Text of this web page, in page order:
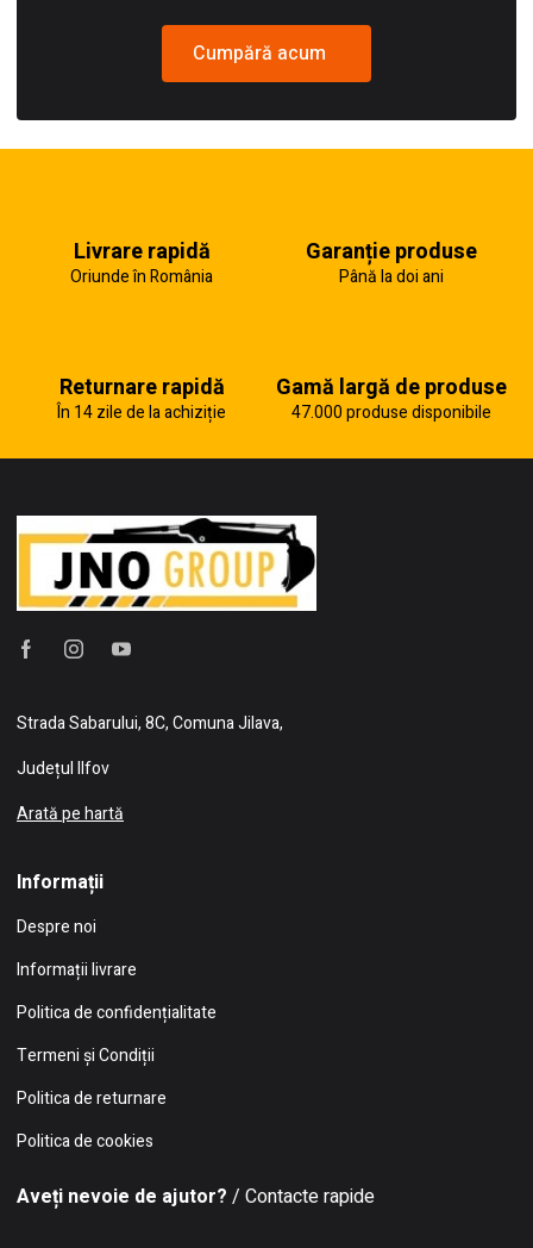
Cumpără acum
Livrare rapidă
Oriunde în România
Garanție produse
Până la doi ani
Returnare rapidă
În 14 zile de la achiziție
Gamă largă de produse
47.000 produse disponibile
Strada Sabarului, 8C, Comuna Jilava,
Județul Ilfov
Arată pe hartă
Informații
Despre noi
Informații livrare
Politica de confidențialitate
Termeni și Condiții
Politica de returnare
Politica de cookies
Aveți nevoie de ajutor? / Contacte rapide